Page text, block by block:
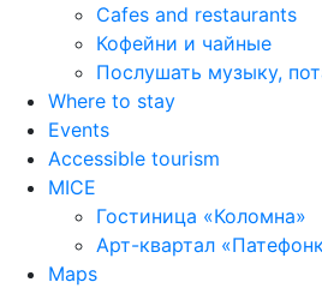
Cafes and restaurants
Кофейни и чайные
Послушать музыку,
Where to stay
Events
Accessible tourism
MICE
Гостиница «Коломна»
Арт-квартал
Maps